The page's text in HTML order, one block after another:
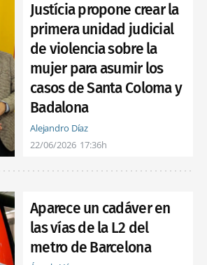
Justícia propone crear la
primera unidad judicial
de violencia sobre la
mujer para asumir los
casos de Santa Coloma y
Badalona
Alejandro Díaz
22/06/2026 17:36h
Aparece un cadáver en
las vías de la L2 del
metro de Barcelona